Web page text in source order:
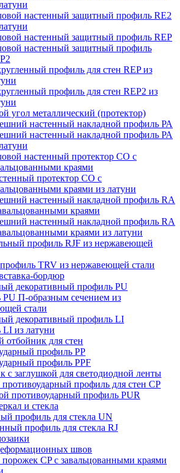
настенный защитный профиль RE2
настенный защитный профиль REP
настенный защитный профиль
профиль для стен REP из
профиль для стен REP2 из
угол металлический (протектор)
настенный накладной профиль РА
настенный накладной профиль РА
настенный протектор СО с
краями
протектор СО с
краями из латуни
настенный накладной профиль RА
краями
настенный накладной профиль RА
краями из латуни
профиль RJF из нержавеющей
TRV из нержавеющей стали
бордюр
декоративный профиль PU
П-образным сечением из
стали
декоративный профиль LI
из латуни
отбойник для стен
профиль PP
профиль PPF
с заглушкой для светодиодной ленты
профиль для стен CP
противоударный профиль PUR
и стекла
профиль для стекла UN
профиль для стекла RJ
швов
СP с завальцованными краями